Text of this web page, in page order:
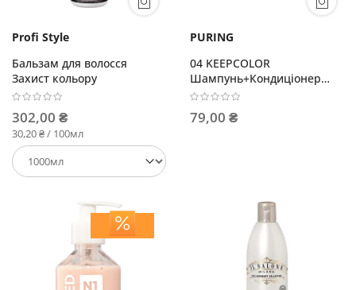
Profi Style
Бальзам для волосся
Захист кольору
302,00 ₴
30,20 ₴ / 100мл
PURING
04 KEEPCOLOR
Шампунь+Кондиціонер
10мл+10мл
79,00 ₴